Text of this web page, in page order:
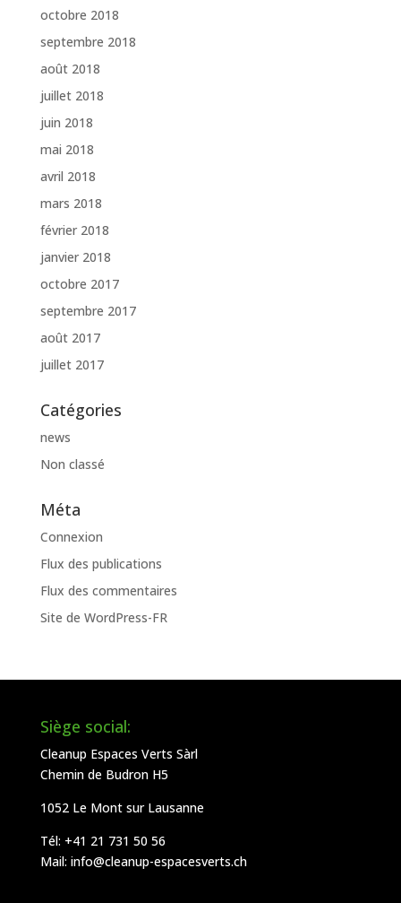
octobre 2018
septembre 2018
août 2018
juillet 2018
juin 2018
mai 2018
avril 2018
mars 2018
février 2018
janvier 2018
octobre 2017
septembre 2017
août 2017
juillet 2017
Catégories
news
Non classé
Méta
Connexion
Flux des publications
Flux des commentaires
Site de WordPress-FR
Siège social:
Cleanup Espaces Verts Sàrl
Chemin de Budron H5
1052 Le Mont sur Lausanne
Tél: +41 21 731 50 56
Mail: info@cleanup-espacesverts.ch